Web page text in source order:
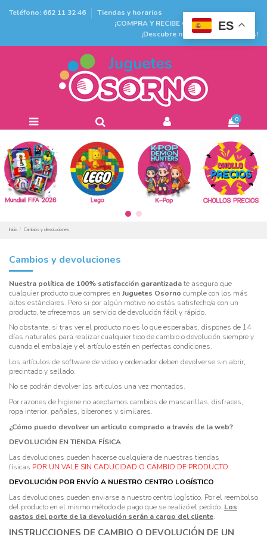
Teléfono: 662 11 32 46
Tiendas y horarios
¡COMPRA Y RECIBE GRATIS EN TIENDA!
¡Descubre nuestras promociones!
0
Inicio Cambios y devoluciones
Cambios y devoluciones
Nuestra política de 100% satisfacción garantizadate asegura que
cualquier producto que compres en Juguetes Osorno cumple con los más
altos estándares. Pero si por algún motivo no estás satisfecho/a con un
producto, te ofrecemos un servicio de devolución fácil y rápido.
No obstante, si tras ver el producto no es lo que esperabas, dispones de 14
días naturales para realizar cualquier tipo de cambio o devolución siempre y
cuando el embalaje y el artículo estén en perfectas condiciones.
Los artículos de software de video y ordenador deben devolverse sin abrir,
precintado y sellado.
No se podrán devolver los articulos una vez montados.
Por razones de higiene no aceptamos cambios de mascarillas, disfraces,
ropa interior, pañales, biberones y similares.
¿Cómo puedo devolver un artículo comprado a través de la web?
DEVOLUCIÓN EN TIENDA FÍSICA
Las devoluciones pueden hacerse cualquiera de nuestras tiendas
físicas POR UN VALE SIN CADUCIDAD O CAMBIO DE PRODUCTO.
DEVOLUCIÓN POR ENVÍO A NUESTRO CENTRO LOGÍSTICO
Las devoluciones pueden enviarse a nuestro centro logístico. Por el reembolso
del producto en el mismo método de pago que se realizó el pedido. Los
gastos del porte de la devolución serán a cargo del cliente.
INSTRUCCIONES DE CAMBIO O DEVOLUCIÓN DE UN
ES